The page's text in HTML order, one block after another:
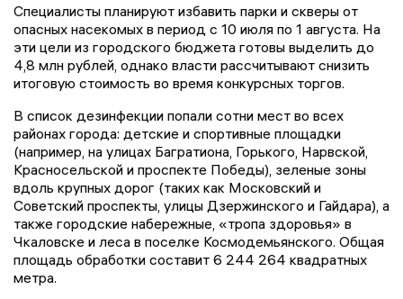
Специалисты планируют избавить парки и скверы от
опасных насекомых в период с 10 июля по 1 августа. На
эти цели из городского бюджета готовы выделить до
4,8 млн рублей, однако власти рассчитывают снизить
итоговую стоимость во время конкурсных торгов.
В список дезинфекции попали сотни мест во всех
районах города: детские и спортивные площадки
(например, на улицах Багратиона, Горького, Нарвской,
Красносельской и проспекте Победы), зеленые зоны
вдоль крупных дорог (таких как Московский и
Советский проспекты, улицы Дзержинского и Гайдара), а
также городские набережные, «тропа здоровья» в
Чкаловске и леса в поселке Космодемьянского. Общая
площадь обработки составит 6 244 264 квадратных
метра.